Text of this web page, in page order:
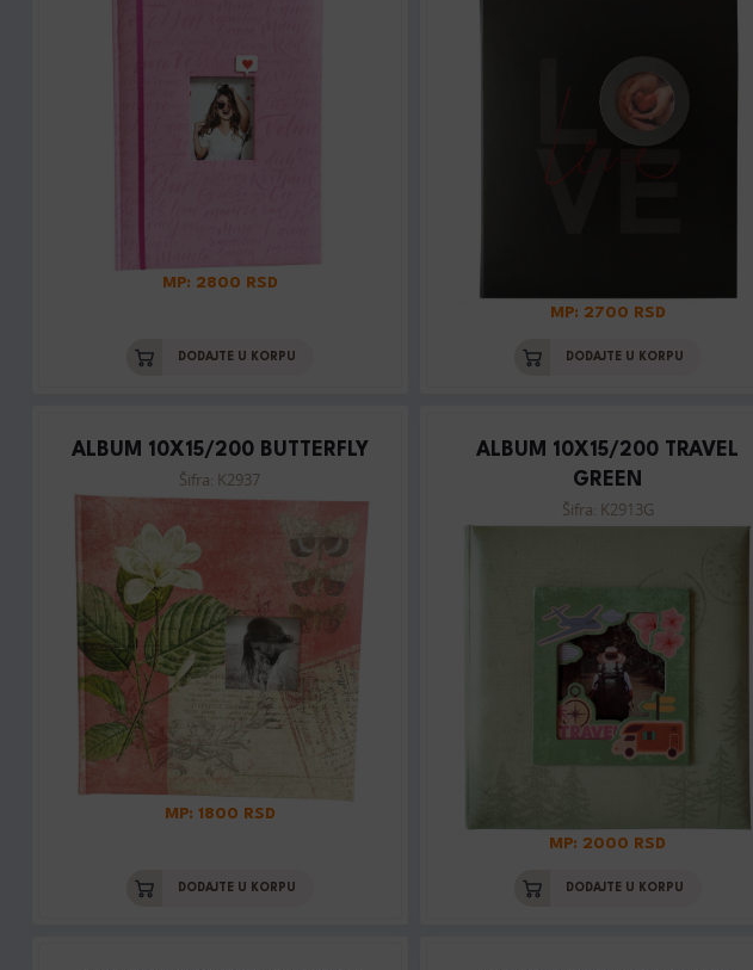
MP: 2800 RSD
DODAJTE U KORPU
MP: 2700 RSD
DODAJTE U KORPU
ALBUM 10X15/200 BUTTERFLY
Šifra: K2937
MP: 1800 RSD
DODAJTE U KORPU
ALBUM 10X15/200 TRAVEL
GREEN
Šifra: K2913G
MP: 2000 RSD
DODAJTE U KORPU